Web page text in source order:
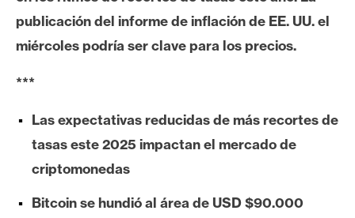
E
r
e
u
publicación del informe de inflación de EE. UU. el
miércoles podría ser clave para los precios.
***
Las expectativas reducidas de más recortes de
tasas este 2025 impactan el mercado de
criptomonedas
Bitcoin se hundió al área de USD $90.000